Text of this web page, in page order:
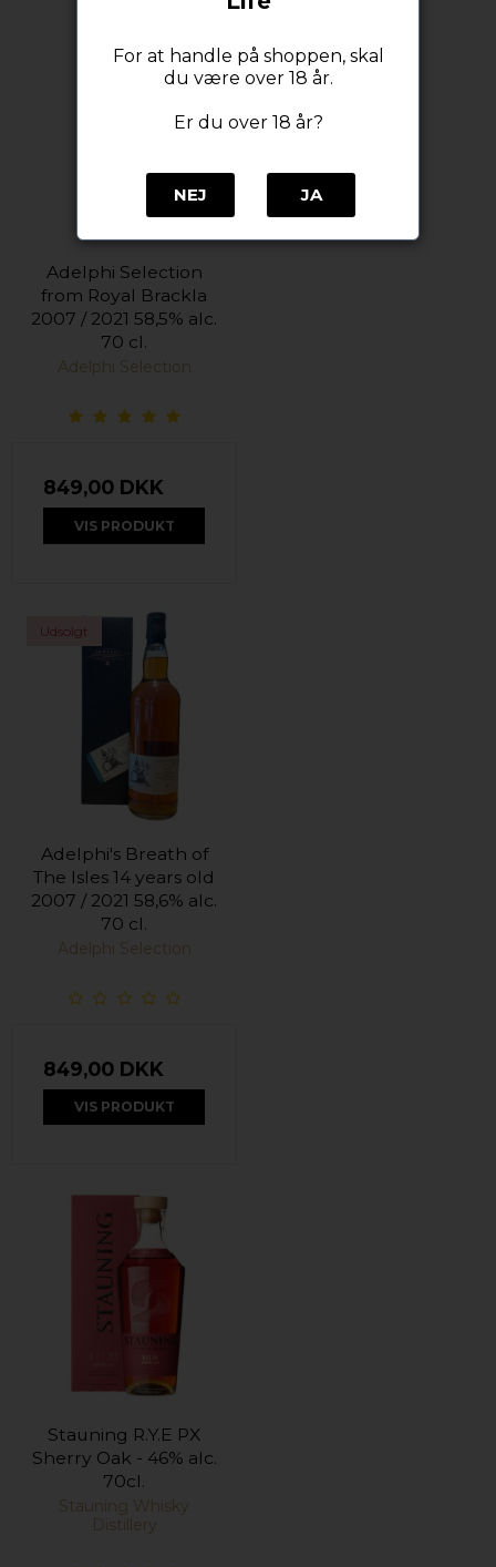
Adelphi Selection
from Royal Brackla
2007 / 2021 58,5% alc.
70 cl.
Adelphi Selection
849,00 DKK
VIS PRODUKT
Udsolgt
Adelphi's Breath of
The Isles 14 years old
2007 / 2021 58,6% alc.
70 cl.
Adelphi Selection
849,00 DKK
VIS PRODUKT
Stauning R.Y.E PX
Sherry Oak - 46% alc.
70cl.
Stauning Whisky
Distillery
For at handle på shoppen, skal
du være over 18 år.
Er du over 18 år?
NEJ JA